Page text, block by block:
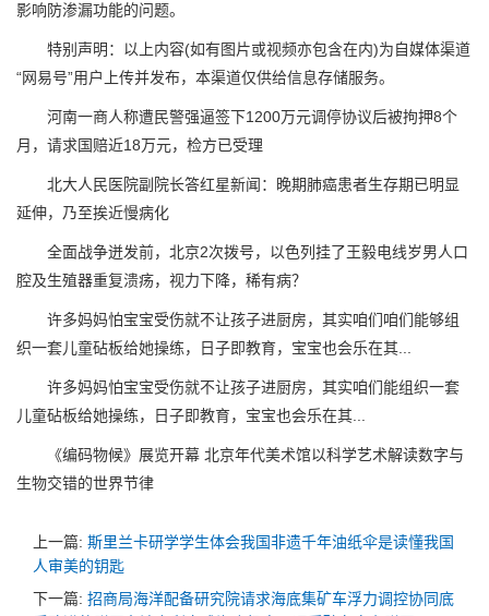
影响防渗漏功能的问题。
特别声明：以上内容(如有图片或视频亦包含在内)为自媒体渠道
“网易号”用户上传并发布，本渠道仅供给信息存储服务。
河南一商人称遭民警强逼签下1200万元调停协议后被拘押8个
月，请求国赔近18万元，检方已受理
北大人民医院副院长答红星新闻：晚期肺癌患者生存期已明显
延伸，乃至挨近慢病化
全面战争迸发前，北京2次拨号，以色列挂了王毅电线岁男人口
腔及生殖器重复溃疡，视力下降，稀有病？
许多妈妈怕宝宝受伤就不让孩子进厨房，其实咱们咱们能够组
织一套儿童砧板给她操练，日子即教育，宝宝也会乐在其...
许多妈妈怕宝宝受伤就不让孩子进厨房，其实咱们能组织一套
儿童砧板给她操练，日子即教育，宝宝也会乐在其...
《编码物候》展览开幕 北京年代美术馆以科学艺术解读数字与
生物交错的世界节律
上一篇: 斯里兰卡研学学生体会我国非遗千年油纸伞是读懂我国
人审美的钥匙
下一篇: 招商局海洋配备研究院请求海底集矿车浮力调控协同底